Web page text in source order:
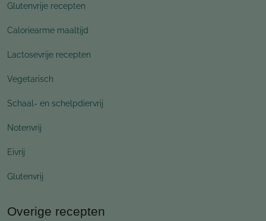
Glutenvrije recepten
Caloriearme maaltijd
Lactosevrije recepten
Vegetarisch
Schaal- en schelpdiervrij
Notenvrij
Eivrij
Glutenvrij
Overige recepten